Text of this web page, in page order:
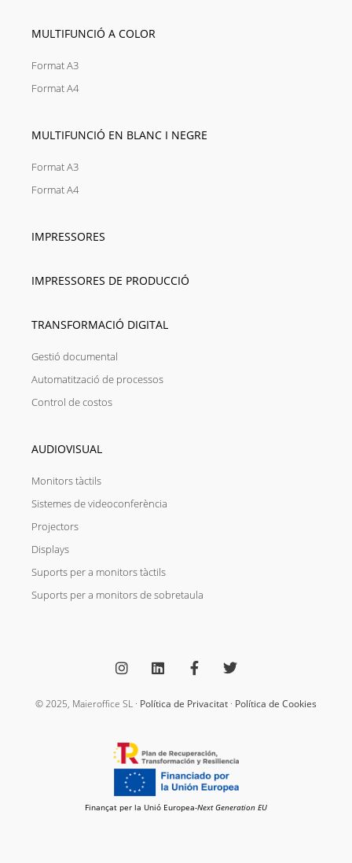
MULTIFUNCIÓ A COLOR
Format A3
Format A4
MULTIFUNCIÓ EN BLANC I NEGRE
Format A3
Format A4
IMPRESSORES
IMPRESSORES DE PRODUCCIÓ
TRANSFORMACIÓ DIGITAL
Gestió documental
Automatització de processos
Control de costos
AUDIOVISUAL
Monitors tàctils
Sistemes de videoconferència
Projectors
Displays
Suports per a monitors tàctils
Suports per a monitors de sobretaula
s
t
g
m
n
k
d
c
e
o
-
f
i
t
e
© 2025, Maieroffice SL · Política de Privacitat · Política de Cookies
Finançat per la Unió Europea-Next Generation EU